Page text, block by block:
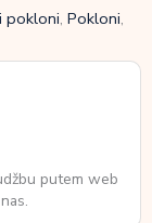
pokloni, Pokloni,
putem web